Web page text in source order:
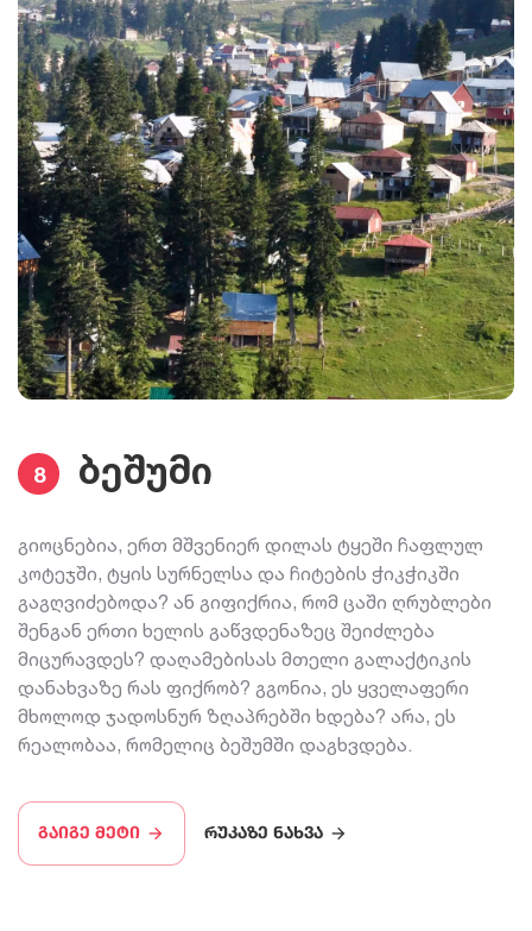
8 ბეშუმი
გიოცნებია, ერთ მშვენიერ დილას ტყეში ჩაფლულ
კოტეჯში, ტყის სურნელსა და ჩიტების ჭიკჭიკში
გაგღვიძებოდა? ან გიფიქრია, რომ ცაში ღრუბლები
შენგან ერთი ხელის გაწვდენაზეც შეიძლება
მიცურავდეს? დაღამებისას მთელი გალაქტიკის
დანახვაზე რას ფიქრობ? გგონია, ეს ყველაფერი
მხოლოდ ჯადოსნურ ზღაპრებში ხდება? არა, ეს
რეალობაა, რომელიც ბეშუმში დაგხვდება.
გაიგე მეტი რუკაზე ნახვა